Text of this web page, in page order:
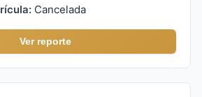
Cancelada
Ver reporte